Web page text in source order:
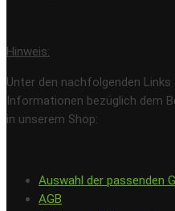
Hinweis:
Unter den nachfolgenden
Informationen bezüglich dem
in unserem Shop:
Auswahl der passenden
AGB